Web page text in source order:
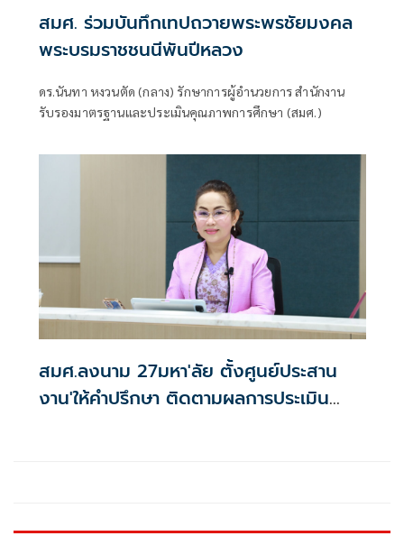
สมศ. ร่วมบันทึกเทปถวายพระพรชัยมงคล
พระบรมราชชนนีพันปีหลวง
ดร.นันทา หงวนตัด (กลาง) รักษาการผู้อำนวยการ สำนักงาน
รับรองมาตรฐานและประเมินคุณภาพการศึกษา (สมศ.)
สมศ.ลงนาม 27มหา'ลัย ตั้งศูนย์ประสาน
งาน'ให้คำปรึกษา ติดตามผลการประเมิน